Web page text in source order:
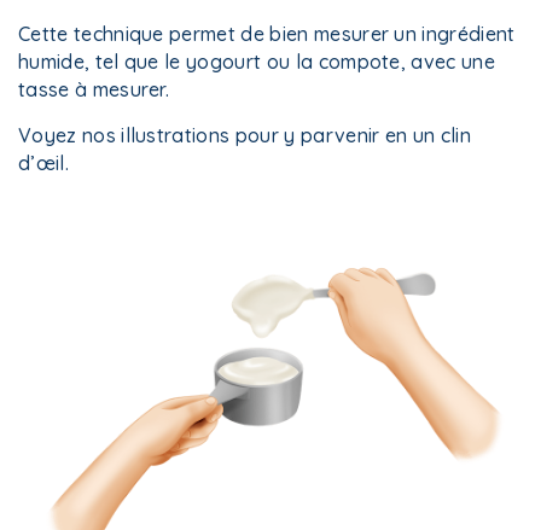
Cette technique permet de bien mesurer un ingrédient
humide, tel que le yogourt ou la compote, avec une
tasse à mesurer.
Voyez nos illustrations pour y parvenir en un clin
d’œil.